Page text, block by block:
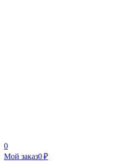
0
Мой заказ0 ₽